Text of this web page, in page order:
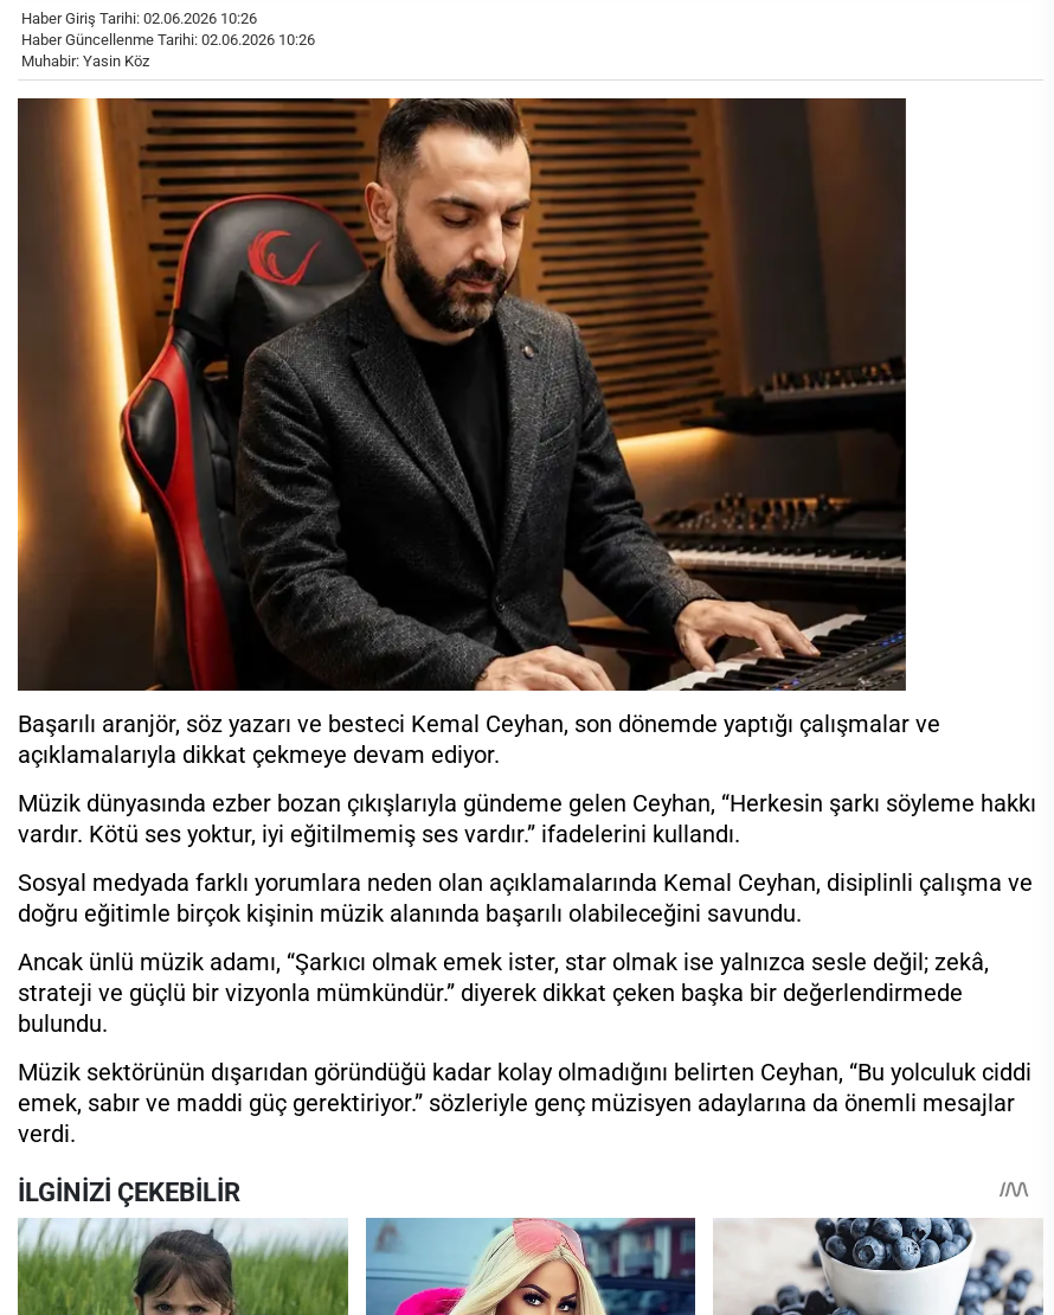
Haber Giriş Tarihi: 02.06.2026 10:26
Haber Güncellenme Tarihi: 02.06.2026 10:26
Muhabir: Yasin Köz
Başarılı aranjör, söz yazarı ve besteci Kemal Ceyhan, son dönemde yaptığı çalışmalar ve
açıklamalarıyla dikkat çekmeye devam ediyor.
Müzik dünyasında ezber bozan çıkışlarıyla gündeme gelen Ceyhan, “Herkesin şarkı söyleme hakkı
vardır. Kötü ses yoktur, iyi eğitilmemiş ses vardır.” ifadelerini kullandı.
Sosyal medyada farklı yorumlara neden olan açıklamalarında Kemal Ceyhan, disiplinli çalışma ve
doğru eğitimle birçok kişinin müzik alanında başarılı olabileceğini savundu.
Ancak ünlü müzik adamı, “Şarkıcı olmak emek ister, star olmak ise yalnızca sesle değil; zekâ,
strateji ve güçlü bir vizyonla mümkündür.” diyerek dikkat çeken başka bir değerlendirmede
bulundu.
Müzik sektörünün dışarıdan göründüğü kadar kolay olmadığını belirten Ceyhan, “Bu yolculuk ciddi
emek, sabır ve maddi güç gerektiriyor.” sözleriyle genç müzisyen adaylarına da önemli mesajlar
verdi.